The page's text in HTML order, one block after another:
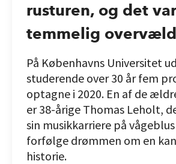
rusturen, og det var
temmelig
På Københavns Universitet
studerende over 30 år fem
optagne i 2020. En af de
er 38-årige Thomas Leholt,
sin musikkarriere på
forfølge drømmen om en
historie.